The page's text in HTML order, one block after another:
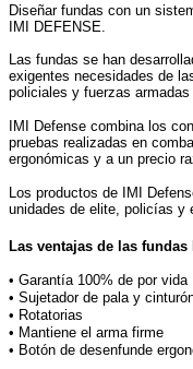
Diseñar fundas con un
IMI DEFENSE.
Las fundas se han
exigentes necesidades de
policiales y fuerzas armadas
IMI Defense combina los
pruebas realizadas en
ergonómicas y a un precio
Los productos de IMI
unidades de elite, policías y
Las ventajas de las fundas
• Garantía 100% de por vida
• Sujetador de pala y
• Rotatorias
• Mantiene el arma firme
• Botón de desenfunde